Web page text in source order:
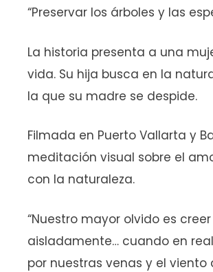
“Preservar los árboles y las
La historia presenta a una
vida. Su hija busca en la
la que su madre se despide.
Filmada en Puerto Vallarta y
meditación visual sobre el
con la naturaleza.
“Nuestro mayor olvido es
aisladamente… cuando en
por nuestras venas y el viento